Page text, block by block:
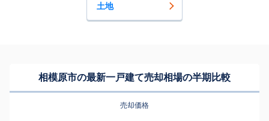
土地
相模原市の最新一戸建て売却相場の半期比較
売却価格